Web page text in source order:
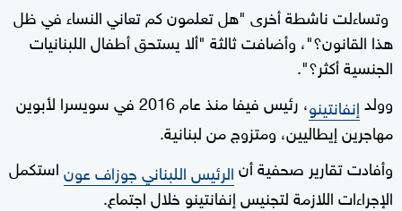
وتساءلت ناشطة أخرى "هل تعلمون كم تعاني النساء في ظل
هذا القانون؟"، وأضافت ثالثة "ألا يستحق أطفال اللبنانيات
الجنسية أكثر؟".
وولدإنفانتينو
، رئيس فيفا منذ عام 2016 في سويسرا لأبوين
مهاجرين إيطاليين، ومتزوج من لبنانية.
وأفادت تقارير صحفية أنالرئيس اللبناني جوزاف عوناستكمل
الإجراءات اللازمة لتجنيس إنفانتينو خلال اجتماع.